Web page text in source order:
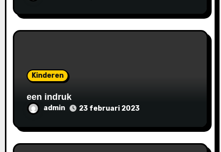
Kinderen
een indruk
admin 23 februari 2023